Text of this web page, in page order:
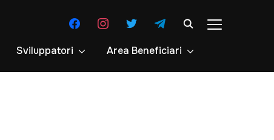
APRI/CHIUDI
facebookinstagram
twitter telegram
Sviluppatori Area Beneficiari